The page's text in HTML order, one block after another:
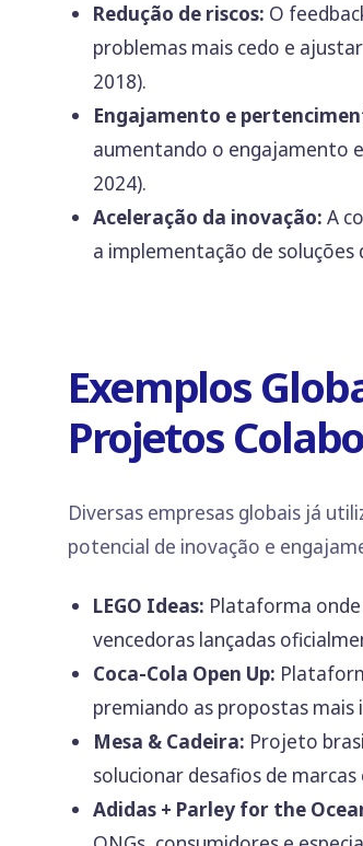
Redução de riscos: O
problemas mais cedo e
2018).
Engajamento e
aumentando o engajamento
2024).
Aceleração da inovação: A
a implementação de
Exemplos
Projetos
Diversas empresas globais já
potencial de inovação e
LEGO Ideas: Plataforma
vencedoras lançadas
Coca-Cola Open Up:
premiando as propostas mais
Mesa & Cadeira: Projeto
solucionar desafios de
Adidas + Parley for the